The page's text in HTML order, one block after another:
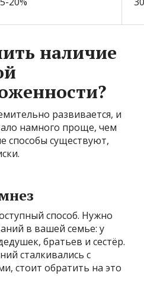
наличие
развивается, и
намного проще, чем
способы существуют,
способ. Нужно
в вашей семье: у
братьев и сестёр.
сталкивались с
стоит обратить на это